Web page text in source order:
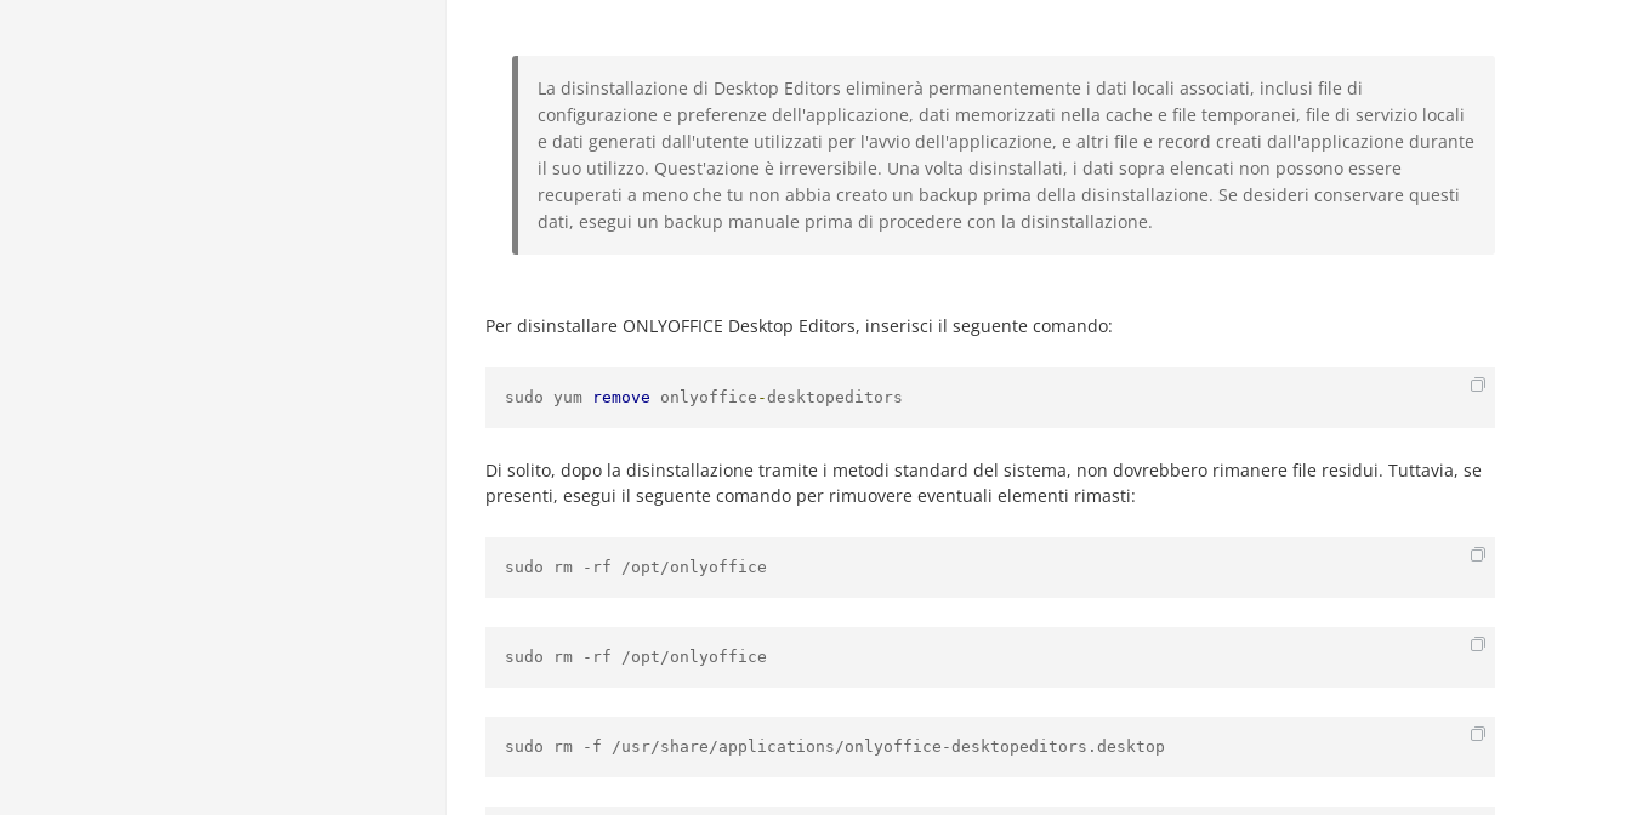
La disinstallazione di Desktop Editors eliminerà permanentemente i dati locali associati, inclusi file di
configurazione e preferenze dell'applicazione, dati memorizzati nella cache e file temporanei, file di servizio locali
e dati generati dall'utente utilizzati per l'avvio dell'applicazione, e altri file e record creati dall'applicazione durante
il suo utilizzo. Quest'azione è irreversibile. Una volta disinstallati, i dati sopra elencati non possono essere
recuperati a meno che tu non abbia creato un backup prima della disinstallazione. Se desideri conservare questi
dati, esegui un backup manuale prima di procedere con la disinstallazione.
Per disinstallare ONLYOFFICE Desktop Editors, inserisci il seguente comando:
sudo yum remove onlyoffice -desktopeditors
Di solito, dopo la disinstallazione tramite i metodi standard del sistema, non dovrebbero rimanere file residui. Tuttavia, se
presenti, esegui il seguente comando per rimuovere eventuali elementi rimasti:
sudo rm -rf /opt/onlyoffice
sudo rm -rf /opt/onlyoffice
sudo rm -f /usr/share/applications/onlyoffice-desktopeditors.desktop